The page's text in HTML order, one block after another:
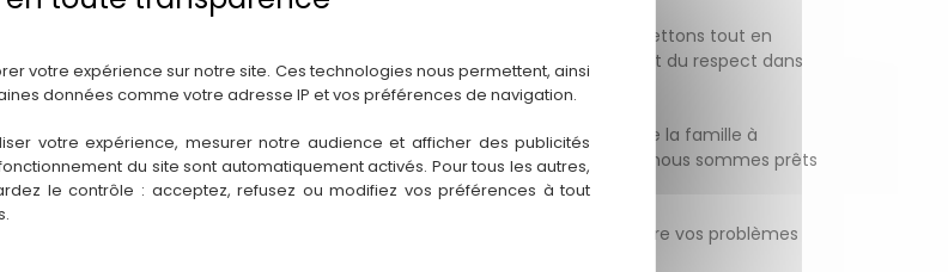
envers nos clients. Votre satisfaction est notre priorité absolue, et nous mettons tout en
croyons fermement en l'importance de l'intégrité, de la transparence et du respect dans
nous dès aujourd'hui pour bénéficier de notre expertise en droit de la famille à
de pension alimentaire ou toute autre question liée au droit de la famille, nous sommes prêts
Laissez-nous vous montrer comment nous pouvons vous aider à résoudre vos problèmes
votre expérience sur notre site. Ces technologies nous permettent, ainsi
données comme votre adresse IP et vos préférences de navigation.
votre expérience, mesurer notre audience et afficher des publicités
du site sont automatiquement activés. Pour tous les autres,
le contrôle : acceptez, refusez ou modifiez vos préférences à tout